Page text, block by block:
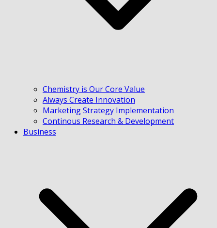
Chemistry is Our Core Value
Always Create Innovation
Marketing Strategy Implementation
Continous Research & Development
Business